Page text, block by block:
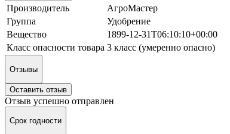
Производитель
АгроМастер
Группа
Удобрение
Вещество
1899-12-31T06:10:10+00:00
Класс опасности товара 3 класс (умеренно опасно)
Отзывы
Оставить отзыв
Отзыв успешно отправлен
Срок годности